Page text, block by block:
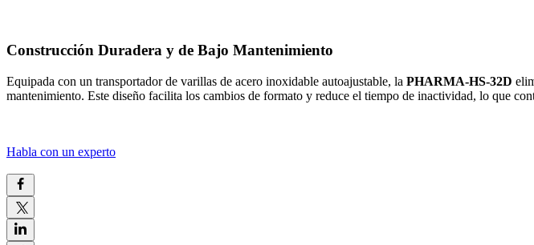
Construcción Duradera y de Bajo Mantenimiento
Equipada con un transportador de varillas de acero inoxidable autoajustable, la PHARMA-HS-32D
mantenimiento. Este diseño facilita los cambios de formato y reduce el tiempo de inactividad, lo que
Habla con un experto